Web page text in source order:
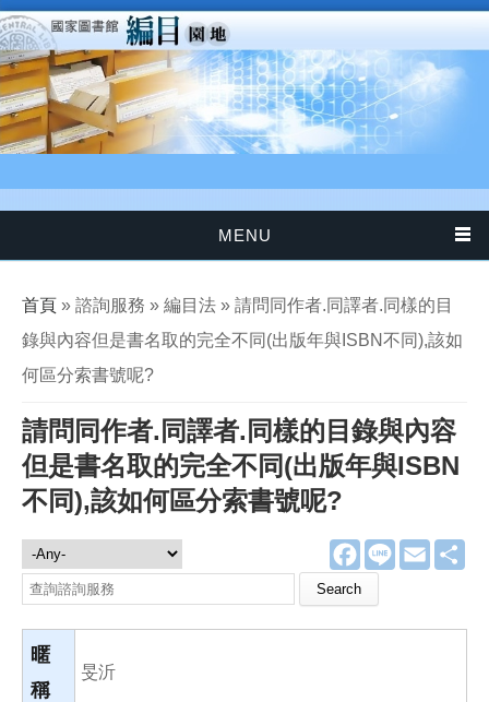
移至主內容
MENU
您在這裡
首頁 » 諮詢服務 » 編目法 » 請問同作者.同譯者.同樣的目
錄與內容但是書名取的完全不同(出版年與ISBN不同),該如
何區分索書號呢?
請問同作者.同譯者.同樣的目錄與內容
但是書名取的完全不同(出版年與ISBN
不同),該如何區分索書號呢?
F
a
e
o
L
E
m
諮詢服務
Search this site
暱
稱
旻沂